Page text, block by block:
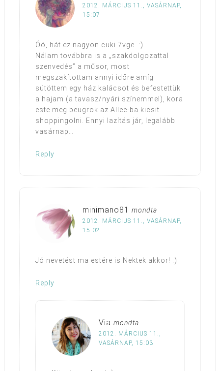
2012. MÁRCIUS 11., VASÁRNAP,
15:07
Óó, hát ez nagyon cuki 7vge. :)
Nálam továbbra is a „szakdolgozattal
szenvedés” a műsor, most
megszakítottam annyi időre amíg
sütöttem egy házikalácsot és befestettük
a hajam (a tavasz/nyári színemmel), kora
este meg beugrok az Allee-ba kicsit
shoppingolni. Ennyi lazítás jár, legalább
vasárnap…
Reply
minimano81 mondta
2012. MÁRCIUS 11., VASÁRNAP,
15:02
Jó nevetést ma estére is Nektek akkor! :)
Reply
Via mondta
2012. MÁRCIUS 11.,
VASÁRNAP, 15:03